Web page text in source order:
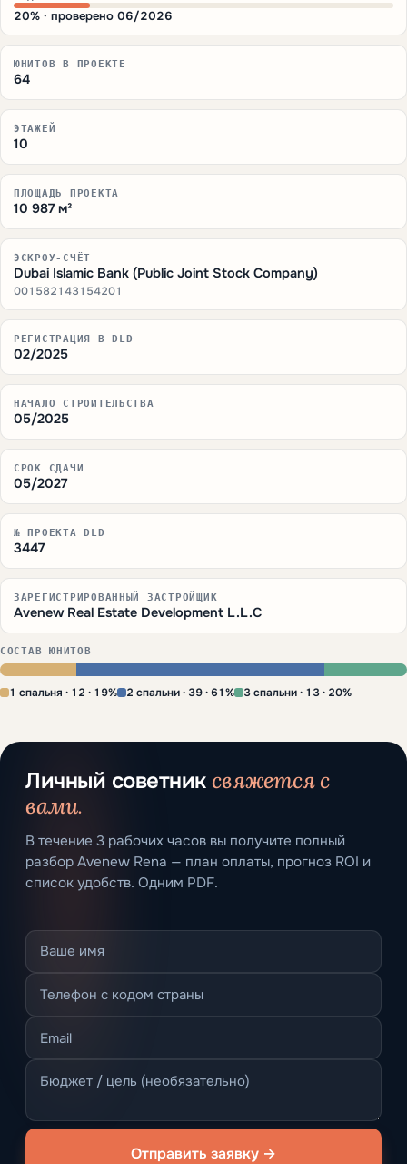
20% · проверено 06/2026
ЮНИТОВ В ПРОЕКТЕ
64
ЭТАЖЕЙ
10
ПЛОЩАДЬ ПРОЕКТА
10 987 м²
ЭСКРОУ-СЧЁТ
Dubai Islamic Bank (Public Joint Stock Company)
001582143154201
РЕГИСТРАЦИЯ В DLD
02/2025
НАЧАЛО СТРОИТЕЛЬСТВА
05/2025
СРОК СДАЧИ
05/2027
№ ПРОЕКТА DLD
3447
ЗАРЕГИСТРИРОВАННЫЙ ЗАСТРОЙЩИК
Avenew Real Estate Development L.L.C
СОСТАВ ЮНИТОВ
1 спальня · 12 · 19% 2 спальни · 39 · 61% 3 спальни · 13 · 20%
Личный советниксвяжется с
вами.
В течение 3 рабочих часов вы получите полный
разбор Avenew Rena — план оплаты, прогноз ROI и
список удобств. Одним PDF.
Отправить заявку →